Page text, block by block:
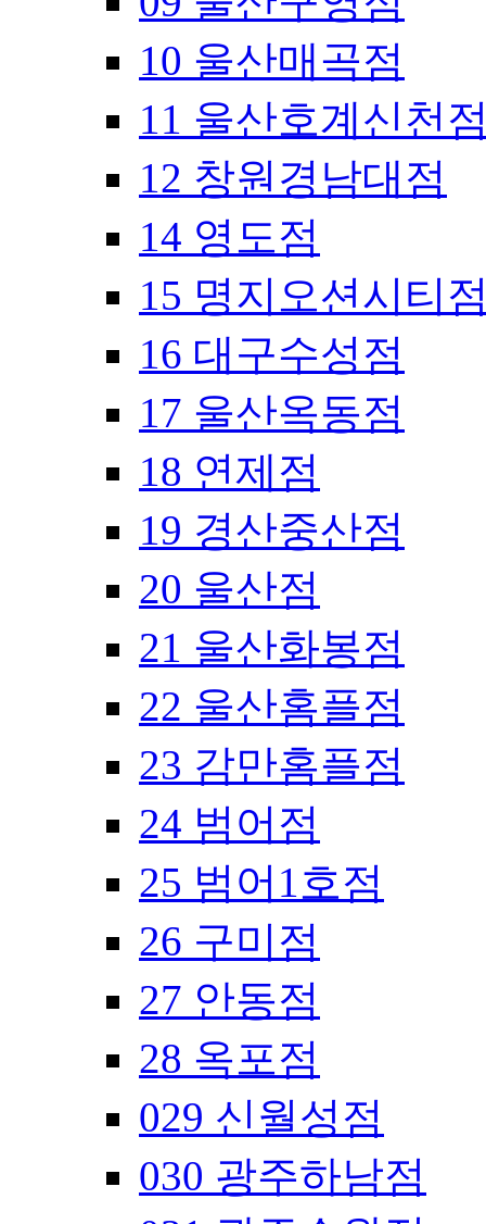
10 울산매곡점
11 울산호계신천
12 창원경남대점
14 영도점
15 명지오션시티
16 대구수성점
17 울산옥동점
18 연제점
19 경산중산점
20 울산점
21 울산화봉점
22 울산홈플점
23 감만홈플점
24 범어점
25 범어1호점
26 구미점
27 안동점
28 옥포점
029 신월성점
030 광주하남점